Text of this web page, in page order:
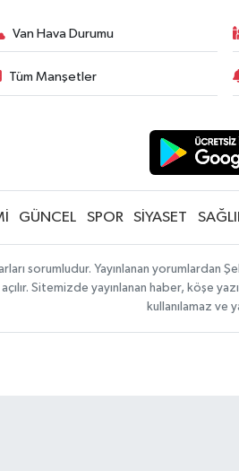
Van Hava Durumu
Tüm Manşetler
GÜNCEL SPOR SİYASET
sorumludur. Yayınlanan
Sitemizde yayınlanan haber, köşe
kullanılamaz ve